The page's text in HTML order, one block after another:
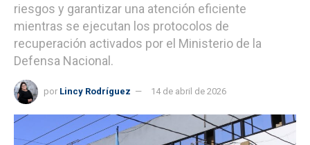
riesgos y garantizar una atención eficiente
mientras se ejecutan los protocolos de
recuperación activados por el Ministerio de la
Defensa Nacional.
por Lincy Rodríguez 14 de abril de 2026